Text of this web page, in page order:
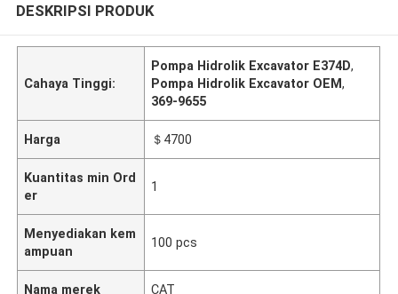
DESKRIPSI PRODUK
Cahaya Tinggi:
Pompa Hidrolik Excavator E374D,
Pompa Hidrolik Excavator OEM,
369-9655
Harga ＄4700
Kuantitas min Ord
er
1
Menyediakan kem
ampuan
100 pcs
Nama merek CAT